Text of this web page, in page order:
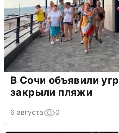
В Сочи объявили
закрыли пляжи
6 августа 0